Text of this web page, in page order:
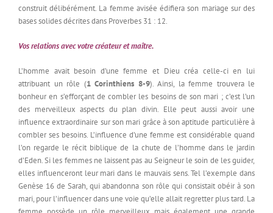
construit délibérément. La femme avisée édifiera son mariage sur des
bases solides décrites dans Proverbes 31 : 12.
Vos relations avec votre créateur et maître.
L’homme avait besoin d’une femme et Dieu créa celle-ci en lui
attribuant un rôle (1 Corinthiens 8-9). Ainsi, la femme trouvera le
bonheur en s’efforçant de combler les besoins de son mari ; c’est l’un
des merveilleux aspects du plan divin. Elle peut aussi avoir une
influence extraordinaire sur son mari grâce à son aptitude particulière à
combler ses besoins. L’influence d’une femme est considérable quand
l’on regarde le récit biblique de la chute de l’homme dans le jardin
d’Eden. Si les femmes ne laissent pas au Seigneur le soin de les guider,
elles influenceront leur mari dans le mauvais sens. Tel l’exemple dans
Genèse 16 de Sarah, qui abandonna son rôle qui consistait obéir à son
mari, pour l’influencer dans une voie qu’elle allait regretter plus tard. La